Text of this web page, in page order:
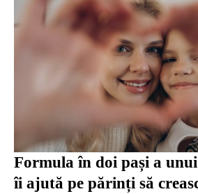
Formula în doi pași a
îi ajută pe părinți să